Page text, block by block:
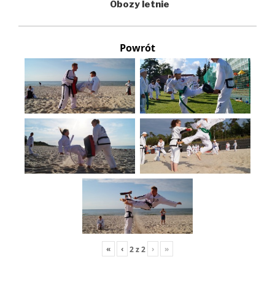
Obozy letnie
Powrót
« ‹ 2z2 › »